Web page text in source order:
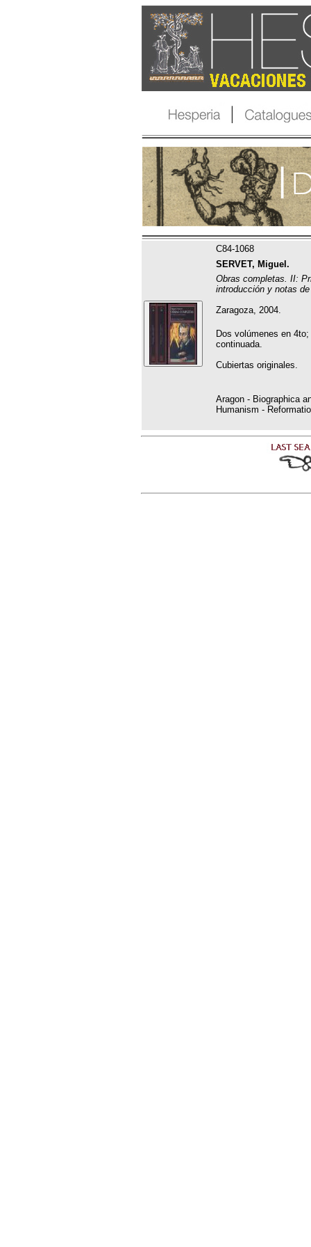
C84-1068
SERVET, Miguel.
Obras completas. II:
introducción y notas
Zaragoza, 2004.
Dos volúmenes en
continuada.
Cubiertas originales.
Aragon - Biographica
Humanism -